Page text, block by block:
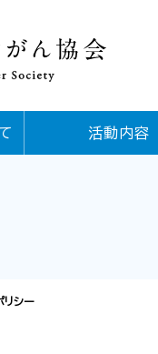
活動内容
リシー